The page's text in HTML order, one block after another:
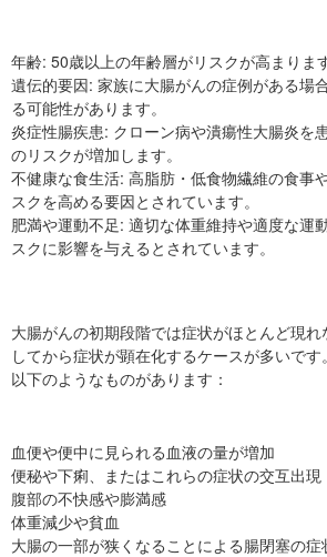
年齢: 50歳以上の年齢層がリスクが高まります
遺伝的要因: 家族に大腸がんの症例がある場
る可能性があります。
炎症性腸疾患: クローン病や潰瘍性大腸炎を
のリスクが増加します。
不健康な食生活: 高脂肪・低食物繊維の食事
スクを高める要因とされています。
肥満や運動不足: 適切な体重維持や適度な運
スクに影響を与えるとされています。
大腸がんの初期段階では症状がほとんど現
してから症状が顕在化するケースが多いです
以下のようなものがあります：
血便や便中に見られる血液の量が増加
便秘や下痢、またはこれらの症状の交互出現
腹部の不快感や膨満感
体重減少や貧血
大腸の一部が狭くなることによる腸閉塞の症